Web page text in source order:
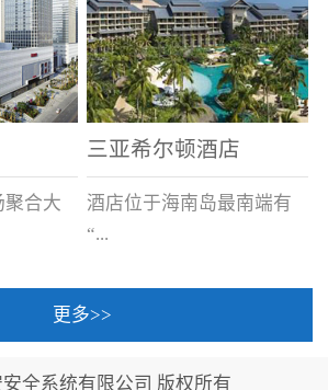
聚合大
三亚希尔顿酒店
酒店位于海南岛最南端有
“...
中国的海岛天堂”之美称的
更多>>
全系统有限公司 版权所有